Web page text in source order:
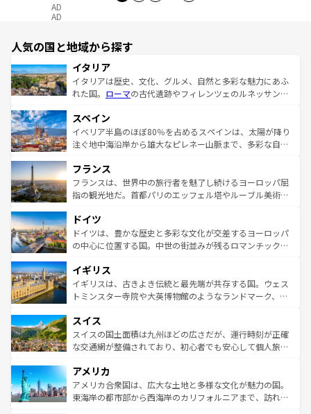
AD
AD
人気の国と地域から探す
イタリア
イタリアは歴史、文化、グルメ、自然と多彩な魅力にあふ
れた国。 ローマの古代遺跡やフィレンツェのルネッサンス
ろん、トスカーナの美しい田園風景やアマルフィ海岸の絶
景など、自然景観も見逃せない。観光の合間には、本場の
ピザやパスタなど、絶品のイタリア料理を堪能することも
ませてくれるイタリアで、忘れられない旅をしてみよう！
なお、新着のイタリア情報はコンテンツ一覧 を参照してほ
しい。
スペイン
イベリア半島のほぼ80％を占めるスペインは、太陽が降り
注ぐ地中海沿岸から雄大なピレネー山脈まで、多彩な自然
文化が根付くこの国では、情熱的なフラメンコ、熱気あふ
れる闘牛、そして美味しいタパスが生活の一部となってい
る。首都マドリードの洗練された雰囲気や、バルセロナの
の城塞都市、穏やかなビーチリゾートまで多彩な表情を見
せる。地方によって風土や気候が異なるスペインはその個
性で訪れる人を魅了する。 なお、新着のスペイン情報はコ
フランス
フランスは、世界中の旅行者を魅了し続けるヨーロッパ屈
指の観光地だ。首都パリのエッフェル塔やルーブル美術館
で、幅広い魅力が詰まっている。華麗な宮殿、歴史的な大
聖堂、美しいビーチ、そして豊かな自然が、訪れる者を心
から魅了する。また、フランスは美食の国としても知ら
いる。シャンパンの発祥地であるランス、プロヴァンスの
香り高いラベンダー畑など、多彩な楽しみ方が可能だ。さ
らに、パリ以外の地域にも魅力が溢れており、どの街角に
れる地方に足を運ぶとそれぞれで全く異なる文化を体験で
きるだろう。 なお、新着のフランス情報はコンテンツ一覧
を参照してほしい。
ドイツ
ドイツは、豊かな歴史と多彩な文化が交差するヨーロッパ
の中心に位置する国。中世の街並みが残るロマンチック街
顔を持つこの国は、どこを歩いても飽きることがない。ベ
ルリンの文化的活気、バイエルン州のアルプスの絶景、そ
してライン川沿いのワイン畑といった風景は必見。ビール
は、お酒好きな人にはぜひ体験してほしい。 なお、新着の
ドイツ情報はコンテンツ一覧を参照してほしい。
イギリス
イギリスは、古きよき伝統と最先端が共存する国。ウェス
トミンスター寺院や大英博物館のようなランドマーク、歴
リアごとに異なる魅力がある。また、優雅なアフタヌーン
ティー、ビール好きにはたまらない英国パブ、サッカー観
戦など、本場だからこそできる体験も豊富。イギリスを旅
ンツ一覧を参照してほしい。
スイス
スイスの国土面積は九州ほどの広さだが、運行時刻が正確
な交通網が整備されており、初心者でも安心して個人旅行
の建物がそのまま残る町や、スイスならではのユニークな
博物館もあり、アルプス観光だけでなく町歩きも満喫する
ことができる。国民の所得が高いため物価も高いが、旅行
アメリカ
アメリカ合衆国は、広大な土地と多様な文化が魅力の国。
東海岸の都市部から西海岸のカリフォルニアまで、訪れる